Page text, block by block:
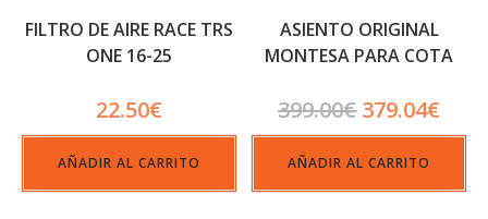
FILTRO DE AIRE RACE TRS
ONE 16-25
22.50€
AÑADIR AL CARRITO
ASIENTO ORIGINAL
MONTESA PARA COTA
399.00€ 379.04€
AÑADIR AL CARRITO